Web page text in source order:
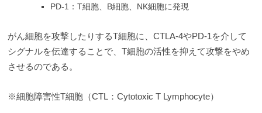
PD-1：T細胞、B細胞、NK細胞に発現
がん細胞を攻撃したりするT細胞に、CTLA-4やPD-1を介して
シグナルを伝達することで、T細胞の活性を抑えて攻撃をやめ
させるのである。
※細胞障害性T細胞（CTL：Cytotoxic T Lymphocyte）